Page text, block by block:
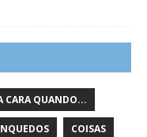
CARA QUANDO...
COISAS